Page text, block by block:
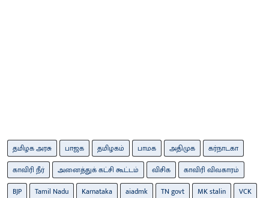
தமிழக அரசு பாஜக தமிழகம் பாமக அதிமுக
கர்நாடகா
காவிரி நீர்
அனைத்துக் கட்சி கூட்டம் விசிக
காவிரி விவகாரம்
BJP
Tamil Nadu Karnataka aiadmk TN govt MK stalin
VCK